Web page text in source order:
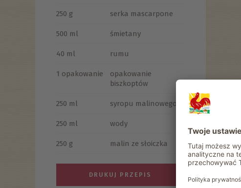
250 g serka mascarpone
500 ml śmietany
40 ml rumu
1 opakowanie
opakowanie
biszkoptów
250 ml syropu malinowego
250 ml wody
250 g malin ze słoiczka
DRUKUJ PRZEPIS